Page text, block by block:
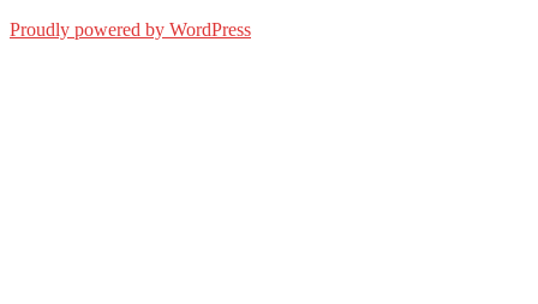
Proudly powered by WordPress